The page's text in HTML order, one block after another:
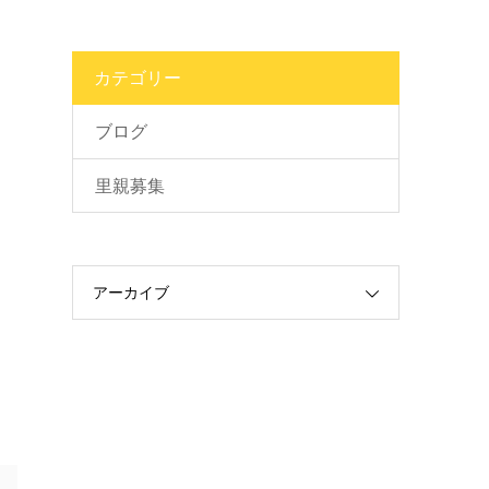
カテゴリー
ブログ
里親募集
アーカイブ